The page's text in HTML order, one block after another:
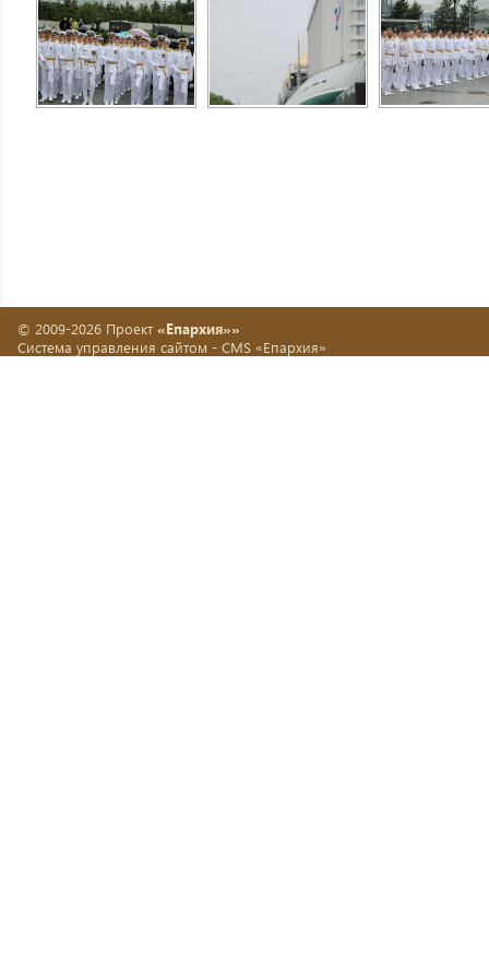
© 2009-2026 Проект «Епархия»»
Система управления сайтом - CMS «Епархия»